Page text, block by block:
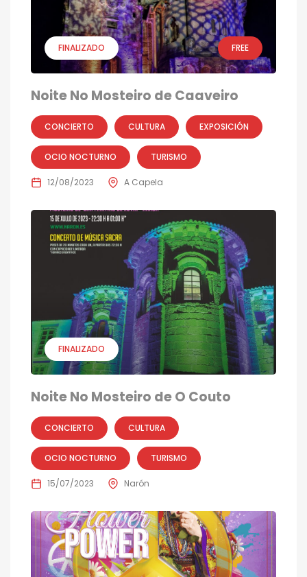
FINALIZADO FREE
Noite No Mosteiro de Caaveiro
CONCIERTO CULTURA EXPOSICIÓN
OCIO NOCTURNO TURISMO
12/08/2023 A Capela
FINALIZADO
Noite No Mosteiro de O Couto
CONCIERTO CULTURA
OCIO NOCTURNO TURISMO
15/07/2023 Narón